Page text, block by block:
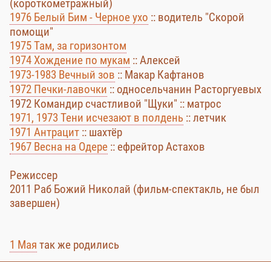
(короткометражный)
1976 Белый Бим - Черное ухо :: водитель "Скорой
помощи"
1975 Там, за горизонтом
1974 Хождение по мукам :: Алексей
1973-1983 Вечный зов :: Макар Кафтанов
1972 Печки-лавочки :: односельчанин Расторгуевых
1972 Командир счастливой "Щуки" :: матрос
1971, 1973 Тени исчезают в полдень :: летчик
1971 Антрацит :: шахтёр
1967 Весна на Одере :: ефрейтор Астахов
Режиссер
2011 Раб Божий Николай (фильм-спектакль, не был
завершен)
1 Мая так же родились